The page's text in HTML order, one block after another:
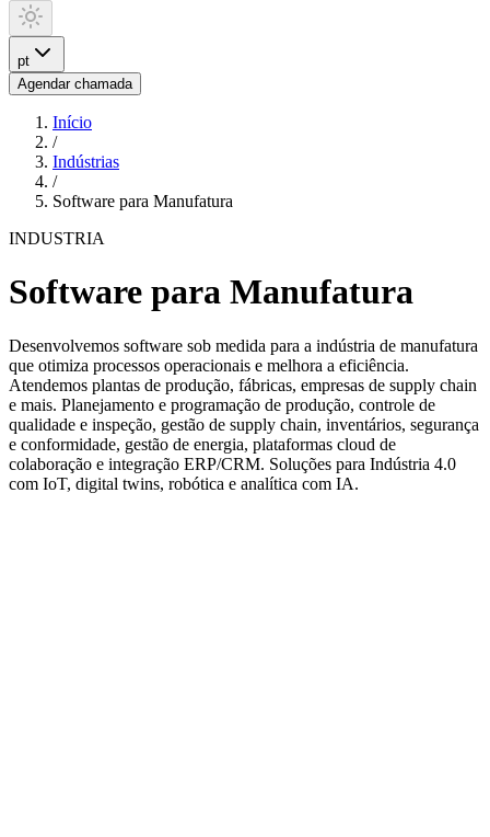
pt
Agendar chamada
Início
/
Indústrias
/
Software para Manufatura
INDUSTRIA
Software para Manufatura
Desenvolvemos software sob medida para a indústria de manufatura
que otimiza processos operacionais e melhora a eficiência.
Atendemos plantas de produção, fábricas, empresas de supply chain
e mais. Planejamento e programação de produção, controle de
qualidade e inspeção, gestão de supply chain, inventários, segurança
e conformidade, gestão de energia, plataformas cloud de
colaboração e integração ERP/CRM. Soluções para Indústria 4.0
com IoT, digital twins, robótica e analítica com IA.